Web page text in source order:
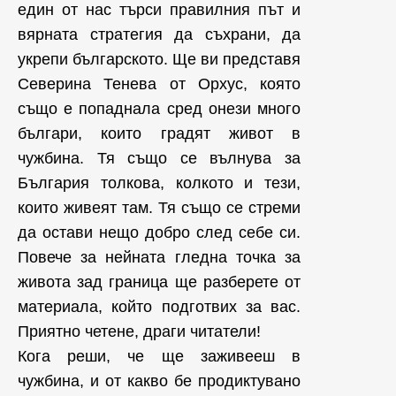
един от нас търси правилния път и
вярната стратегия да съхрани, да
укрепи българското. Ще ви представя
Северина Тенева от Орхус, която
също е попаднала сред онези много
българи, които градят живот в
чужбина. Тя също се вълнува за
България толкова, колкото и тези,
които живеят там. Тя също се стреми
да остави нещо добро след себе си.
Повече за нейната гледна точка за
живота зад граница ще разберете от
материала, който подготвих за вас.
Приятно четене, драги читатели!
Кога реши, че ще заживееш в
чужбина, и от какво бе продиктувано